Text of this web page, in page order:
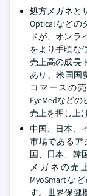
処方メガネと
Opticalなどの
ドが、オンラ
をより手頃な
売上高の成長
あり、米国国
コマースの
EyeMedなど
売上を押し上
中国、日本、
市場であるア
国、日本、韓
メガネの売
MyoSmartな
す。世界保健